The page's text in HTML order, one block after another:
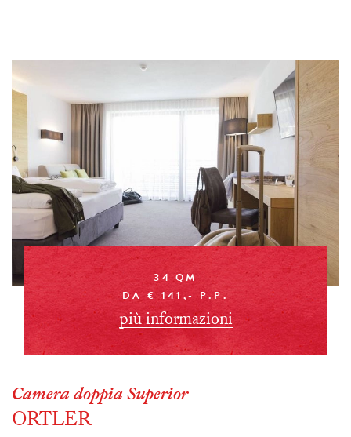
34 QM
DA € 141,- P.P.
più informazioni
Camera doppia Superior
ORTLER